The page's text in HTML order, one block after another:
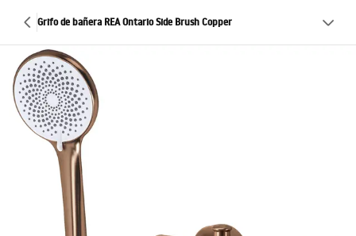
Grifo de bañera REA Ontario Side Brush Copper